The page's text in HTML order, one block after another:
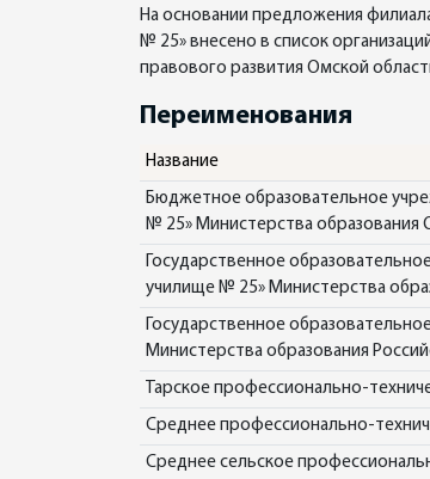
На основании предложения
№ 25» внесено в список
правового развития Омской
Переименования
Название
Бюджетное образовательное
№ 25» Министерства образования
Государственное
училище № 25» Министерства
Государственное
Министерства образования
Тарское профессионально-
Среднее профессионально-
Среднее сельское